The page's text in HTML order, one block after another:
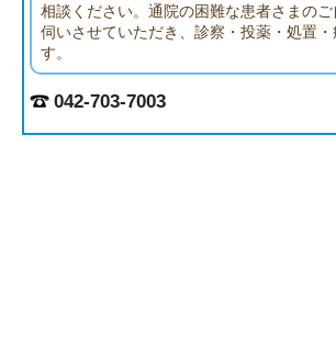
相談ください。通院の困難な患者さまの
伺いさせていただき、診察・投薬・処置
す。
042-703-7003